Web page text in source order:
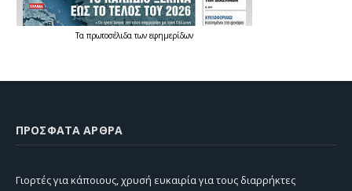
Τα πρωτοσέλιδατων εφημερίδων
ΠΡΌΣΦΑΤΑ ΆΡΘΡΑ
Γιορτές για κάποιους, χρυσή ευκαιρία για τους διαρρήκτες